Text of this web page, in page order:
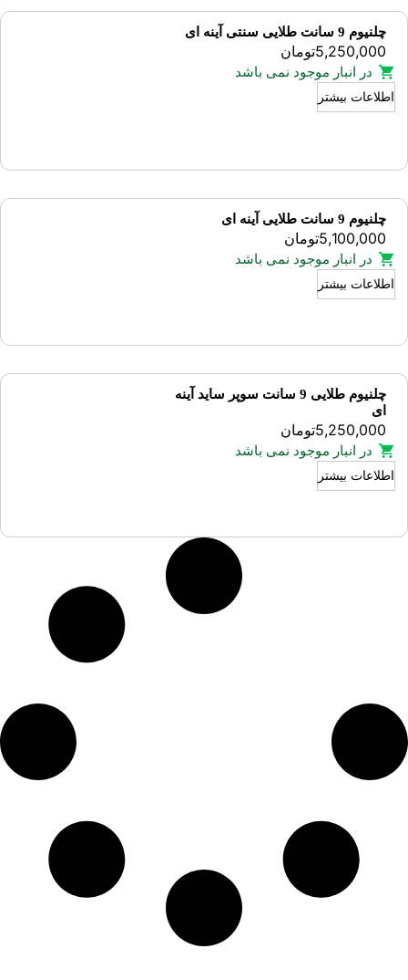
چلنیوم 9 سانت طلایی سنتی آینه ای
5,250,000تومان
در انبار موجود نمی باشد
اطلاعات بیشتر
چلنیوم 9 سانت طلایی آینه ای
5,100,000تومان
در انبار موجود نمی باشد
اطلاعات بیشتر
چلنیوم طلایی 9 سانت سوپر ساید آینه
ای
5,250,000تومان
در انبار موجود نمی باشد
اطلاعات بیشتر